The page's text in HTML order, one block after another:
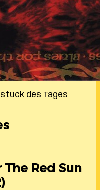
des Tages
The Red Sun